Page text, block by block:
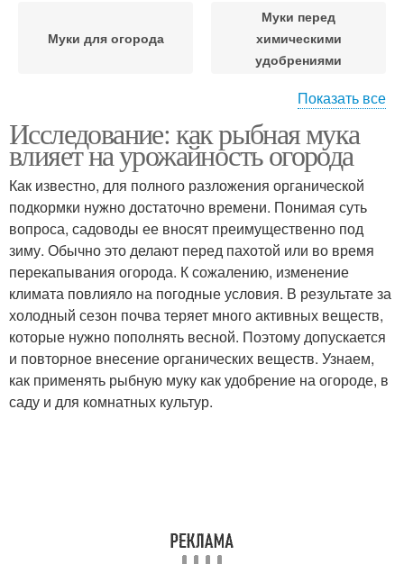
Муки для огорода
Муки перед
химическими
удобрениями
Муки на огороде
Показать все
Исследование: как рыбная мука
влияет на урожайность огорода
Как известно, для полного разложения органической
подкормки нужно достаточно времени. Понимая суть
вопроса, садоводы ее вносят преимущественно под
зиму. Обычно это делают перед пахотой или во время
перекапывания огорода. К сожалению, изменение
климата повлияло на погодные условия. В результате за
холодный сезон почва теряет много активных веществ,
которые нужно пополнять весной. Поэтому допускается
и повторное внесение органических веществ. Узнаем,
как применять рыбную муку как удобрение на огороде, в
саду и для комнатных культур.